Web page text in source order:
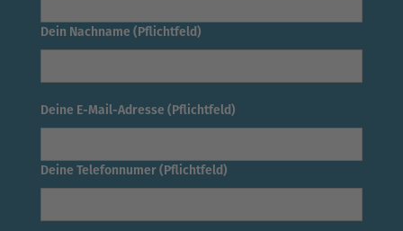
Dein Nachname (Pflichtfeld)
Deine E-Mail-Adresse (Pflichtfeld)
Deine Telefonnumer (Pflichtfeld)